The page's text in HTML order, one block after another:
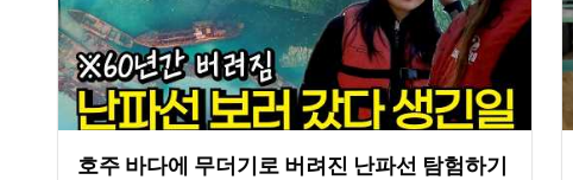
호주 바다에 무더기로 버려진 난파선 탐험하기